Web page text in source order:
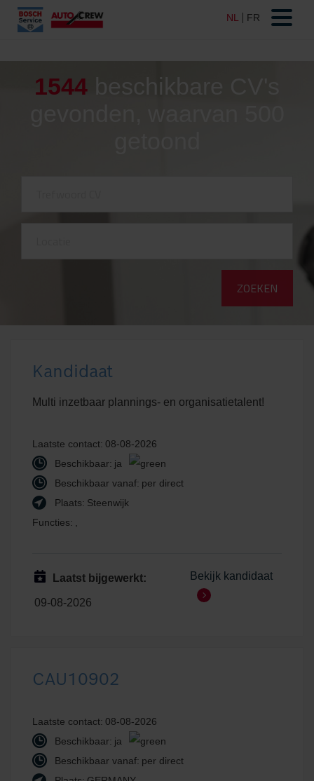
1544 beschikbare CV's
Kandidaat
Multi inzetbaar plannings- en organisatietalent!
Laatste contact: 08-08-2026
Beschikbaar: ja
Beschikbaar vanaf: per direct
Plaats: Steenwijk
Functies:
Laatst bijgewerkt:
09-08-2026
Bekijk kandidaat
CAU10902
Laatste contact: 08-08-2026
Beschikbaar: ja
Beschikbaar vanaf: per direct